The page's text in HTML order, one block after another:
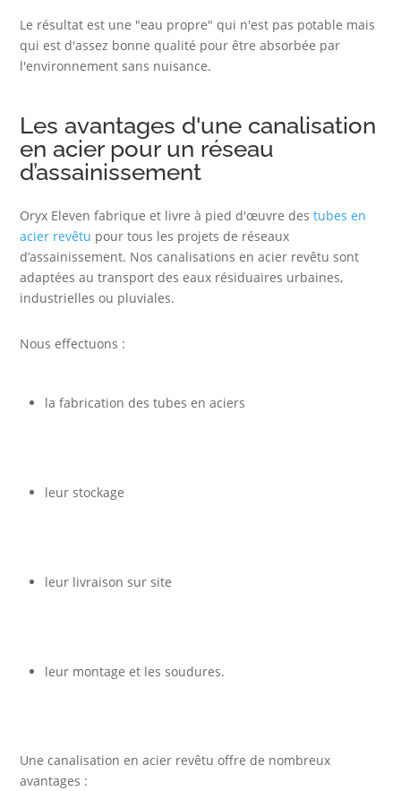
Le résultat est une "eau propre" qui n'est pas potable mais
qui est d'assez bonne qualité pour être absorbée par
l'environnement sans nuisance.
Les avantages d'une canalisation
en acier pour un réseau
d’assainissement
Oryx Eleven fabrique et livre à pied d'œuvre destubes en
acier revêtu pour tous les projets de réseaux
d’assainissement. Nos canalisations en acier revêtu sont
adaptées au transport des eaux résiduaires urbaines,
industrielles ou pluviales.
Nous effectuons :
la fabrication des tubes en aciers
leur stockage
leur livraison sur site
leur montage et les soudures.
Une canalisation en acier revêtu offre de nombreux
avantages :